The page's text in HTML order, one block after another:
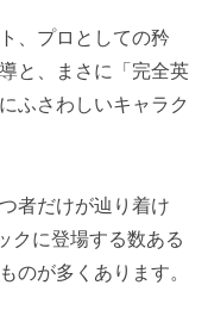
、プロとしての矜
と、まさに「完全英
ふさわしいキャラク
者だけが辿り着け
クに登場する数ある
のが多くあります。